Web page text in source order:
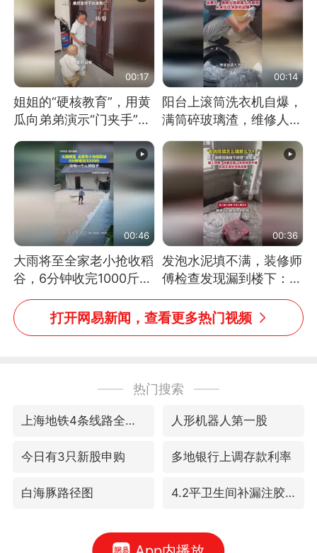
00:17
姐姐的“硬核教育”，用黄
瓜向弟弟演示“门夹手”，
网友：果然言传不如身
教！
00:14
阳台上滚筒洗衣机自爆，
满筒碎玻璃渣，维修人员
称是人为原因，从未见过
洗衣机自爆
00:46
大雨将至全家老小抢收稻
谷，6分钟收完1000斤，
没有一个人掉链子
00:36
发泡水泥填不满，装修师
傅检查发现漏到楼下：出
风口未延伸到外墙
打开网易新闻，查看更多热门视频
热门搜索
上海地铁4条线路全线停运 人形机器人第一股
今日有3只新股申购 多地银行上调存款利率
白海豚路径图 4.2平卫生间补漏注胶花1.55万